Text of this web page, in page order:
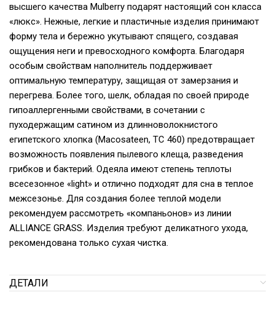
высшего качества Mulberry подарят настоящий сон класса
«люкс». Нежные, легкие и пластичные изделия принимают
форму тела и бережно укутывают спящего, создавая
ощущения неги и превосходного комфорта. Благодаря
особым свойствам наполнитель поддерживает
оптимальную температуру, защищая от замерзания и
перегрева. Более того, шелк, обладая по своей природе
гипоаллергенными свойствами, в сочетании с
пуходержащим сатином из длинноволокнистого
египетского хлопка (Macosateen, TC 460) предотвращает
возможность появления пылевого клеща, разведения
грибков и бактерий. Одеяла имеют степень теплоты
всесезонное «light» и отлично подходят для сна в теплое
межсезонье. Для создания более теплой модели
рекомендуем рассмотреть «компаньонов» из линии
ALLIANCE GRASS. Изделия требуют деликатного ухода,
рекомендована только сухая чистка.
ДЕТАЛИ